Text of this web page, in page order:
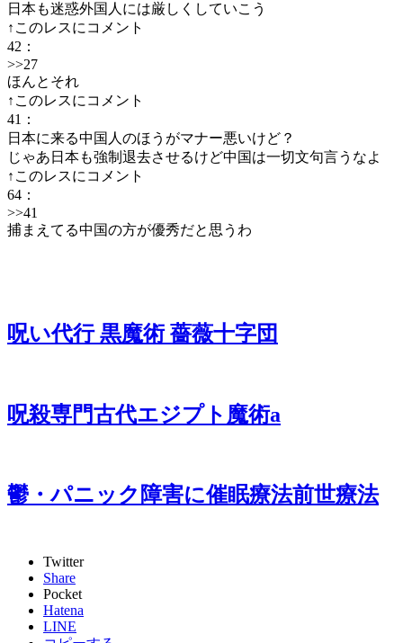
日本も迷惑外国人には厳しくしていこう
↑このレスにコメント
42 ：
>>27
ほんとそれ
↑このレスにコメント
41 ：
日本に来る中国人のほうがマナー悪いけど？
じゃあ日本も強制退去させるけど中国は一切文句言うなよ
↑このレスにコメント
64 ：
>>41
捕まえてる中国の方が優秀だと思うわ
呪い代行 黒魔術 薔薇十字団
呪殺専門古代エジプト魔術a
鬱・パニック障害に催眠療法前世療法
Twitter
Share
Pocket
Hatena
LINE